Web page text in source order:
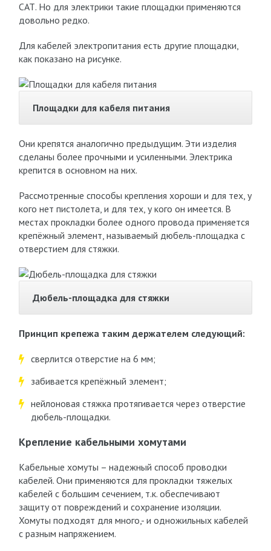
САТ. Но для электрики такие площадки применяются
довольно редко.
Для кабелей электропитания есть другие площадки,
как показано на рисунке.
Площадки для кабеля питания
Они крепятся аналогично предыдущим. Эти изделия
сделаны более прочными и усиленными. Электрика
крепится в основном на них.
Рассмотренные способы крепления хороши и для тех, у
кого нет пистолета, и для тех, у кого он имеется. В
местах прокладки более одного провода применяется
крепёжный элемент, называемый дюбель-площадка с
отверстием для стяжки.
Дюбель-площадка для стяжки
Принцип крепежа таким держателем следующий:
сверлится отверстие на 6 мм;
забивается крепёжный элемент;
нейлоновая стяжка протягивается через отверстие
дюбель-площадки.
Крепление кабельными хомутами
Кабельные хомуты – надежный способ проводки
кабелей. Они применяются для прокладки тяжелых
кабелей с большим сечением, т.к. обеспечивают
защиту от повреждений и сохранение изоляции.
Хомуты подходят для много,- и одножильных кабелей
с разным напряжением.